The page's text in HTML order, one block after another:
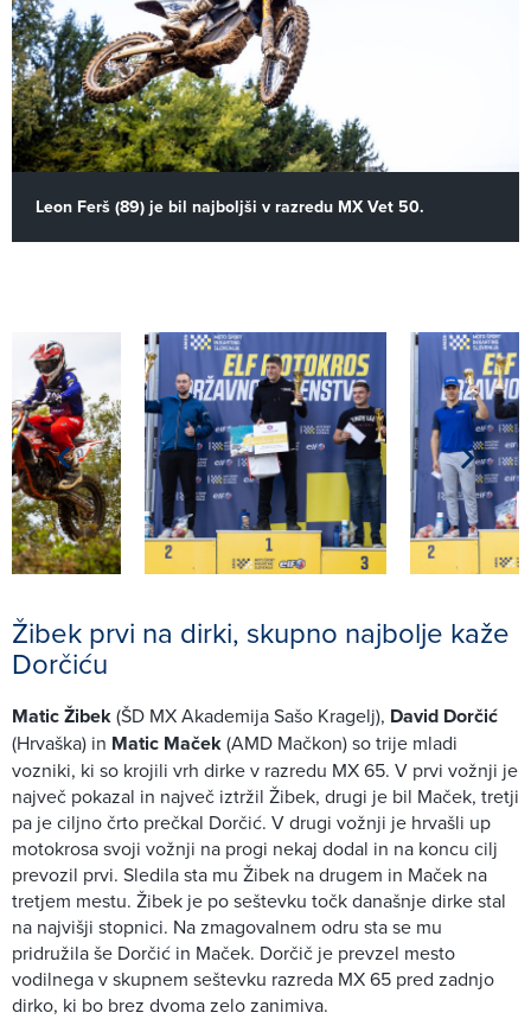
Leon Ferš (89) je bil najboljši v razredu MX Vet 50.
Žibek prvi na dirki, skupno najbolje kaže
Dorčiću
Matic Žibek(ŠD MX Akademija Sašo Kragelj), David Dorčić
(Hrvaška) in Matic Maček(AMD Mačkon) so trije mladi
vozniki, ki so krojili vrh dirke v razredu MX 65. V prvi vožnji je
največ pokazal in največ iztržil Žibek, drugi je bil Maček, tretji
pa je ciljno črto prečkal Dorčić. V drugi vožnji je hrvašli up
motokrosa svoji vožnji na progi nekaj dodal in na koncu cilj
prevozil prvi. Sledila sta mu Žibek na drugem in Maček na
tretjem mestu. Žibek je po seštevku točk današnje dirke stal
na najvišji stopnici. Na zmagovalnem odru sta se mu
pridružila še Dorčić in Maček. Dorčič je prevzel mesto
vodilnega v skupnem seštevku razreda MX 65 pred zadnjo
dirko, ki bo brez dvoma zelo zanimiva.